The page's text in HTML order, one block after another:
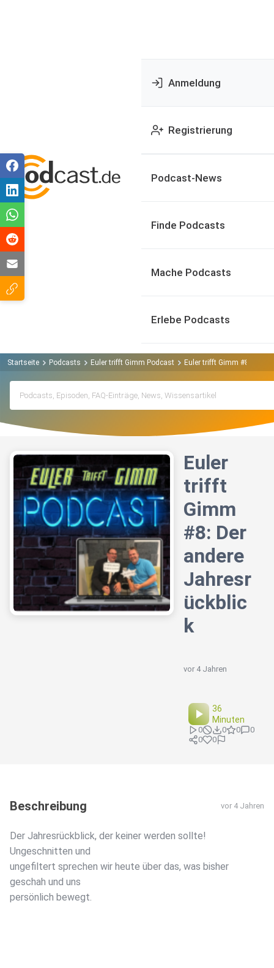
Anmeldung
Registrierung
Podcast-News
Finde Podcasts
Mache Podcasts
Erlebe Podcasts
Startseite Podcasts Euler trifft Gimm Podcast Euler trifft Gimm #8: Der
Euler
trifft
Gimm
#8: Der
andere
Jahresr
ückblic
k
vor 4 Jahren
36
Minuten
0 0 0
0
0
0
Beschreibung vor 4 Jahren
Der Jahresrückblick, der keiner werden sollte!
Ungeschnitten und
ungefiltert sprechen wir heute über das, was bisher
geschah und uns
persönlich bewegt.